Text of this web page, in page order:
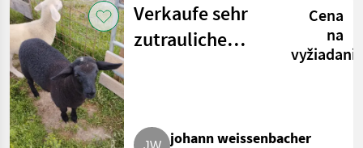
Verkaufe sehr
zutrauliche
Cena
na
johann weissenbacher